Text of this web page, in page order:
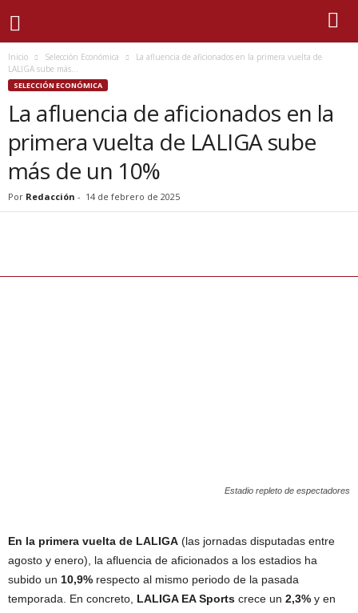
Inicio Selección Económica
La afluencia de aficionados en la primera vuelta de
LALIGA sube más...
SELECCIÓN ECONÓMICA
La afluencia de aficionados en la
primera vuelta de LALIGA sube
más de un 10%
Por Redacción - 14 de febrero de 2025
Estadio repleto de espectadores
En la primera vuelta de LALIGA (las jornadas disputadas entre
agosto y enero), la afluencia de aficionados a los estadios ha
subido un 10,9% respecto al mismo periodo de la pasada
temporada. En concreto, LALIGA EA Sports crece un 2,3% y en